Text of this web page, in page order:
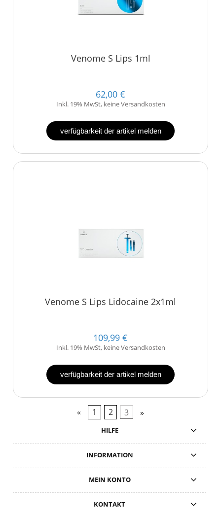
Venome S Lips 1ml
62,00 €
Inkl. 19% MwSt, keine Versandkosten
verfügbarkeit der artikel melden
Venome S Lips Lidocaine 2x1ml
109,99 €
Inkl. 19% MwSt, keine Versandkosten
verfügbarkeit der artikel melden
« 1 2 3 »
HILFE
INFORMATION
MEIN KONTO
KONTAKT